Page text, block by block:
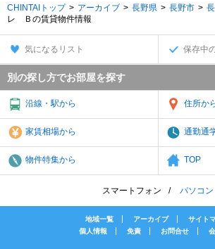
CHINTAIトップ アーカイブ 長野県 長野市
レ Ｂの賃貸物件情報
気になるリスト 保存中
別の探し方でお部屋を探す
沿線・駅から 住所か
家賃相場から 通勤通
物件特集から TOP
スマートフォン パソコン
地域一覧 アーカイブ
サイト
個人情報
免責 お問合せ